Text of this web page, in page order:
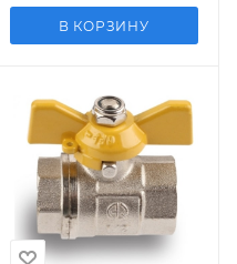
В КОРЗИНУ